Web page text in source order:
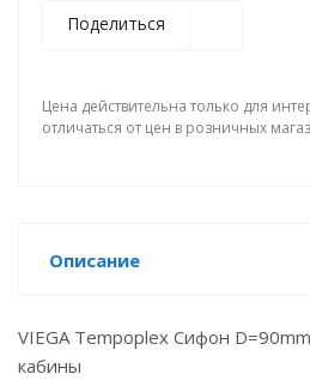
Поделиться
Цена действительна только для
отличаться от цен в розничных
Описание
VIEGA Tempoplex Сифон
кабины